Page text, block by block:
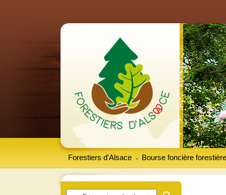
Forestiers d'Alsace Bourse foncière forestière
-